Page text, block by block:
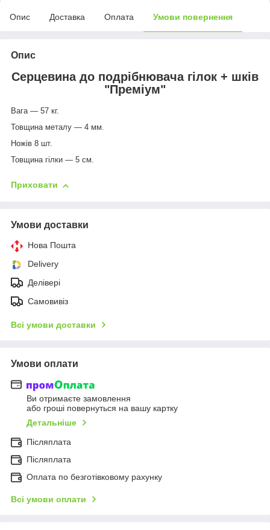
Опис Доставка Оплата Умови повернення
Опис
Серцевина до подрібнювача гілок + шків
"Преміум"
Вага — 57 кг.
Товщина металу — 4 мм.
Ножів 8 шт.
Товщина гілки — 5 см.
Приховати
Умови доставки
Нова Пошта
Delivery
Делівері
Самовивіз
Всі умови доставки
Умови оплати
Ви отримаєте замовлення
або гроші повернуться на вашу картку
Детальніше
Післяплата
Післяплата
Оплата по безготівковому рахунку
Всі умови оплати